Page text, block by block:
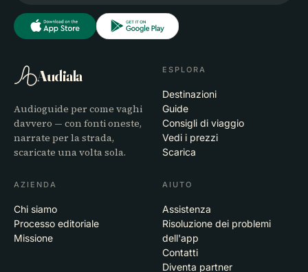
Audiala
Audioguide per come vaghi
davvero — con fonti oneste,
narrate per la strada,
scaricate una volta sola.
ESPLORA
Destinazioni
Guide
Consigli di viaggio
Vedi i prezzi
Scarica
AZIENDA
Chi siamo
Processo editoriale
Missione
AIUTO
Assistenza
Risoluzione dei problemi
dell'app
Contatti
Diventa partner